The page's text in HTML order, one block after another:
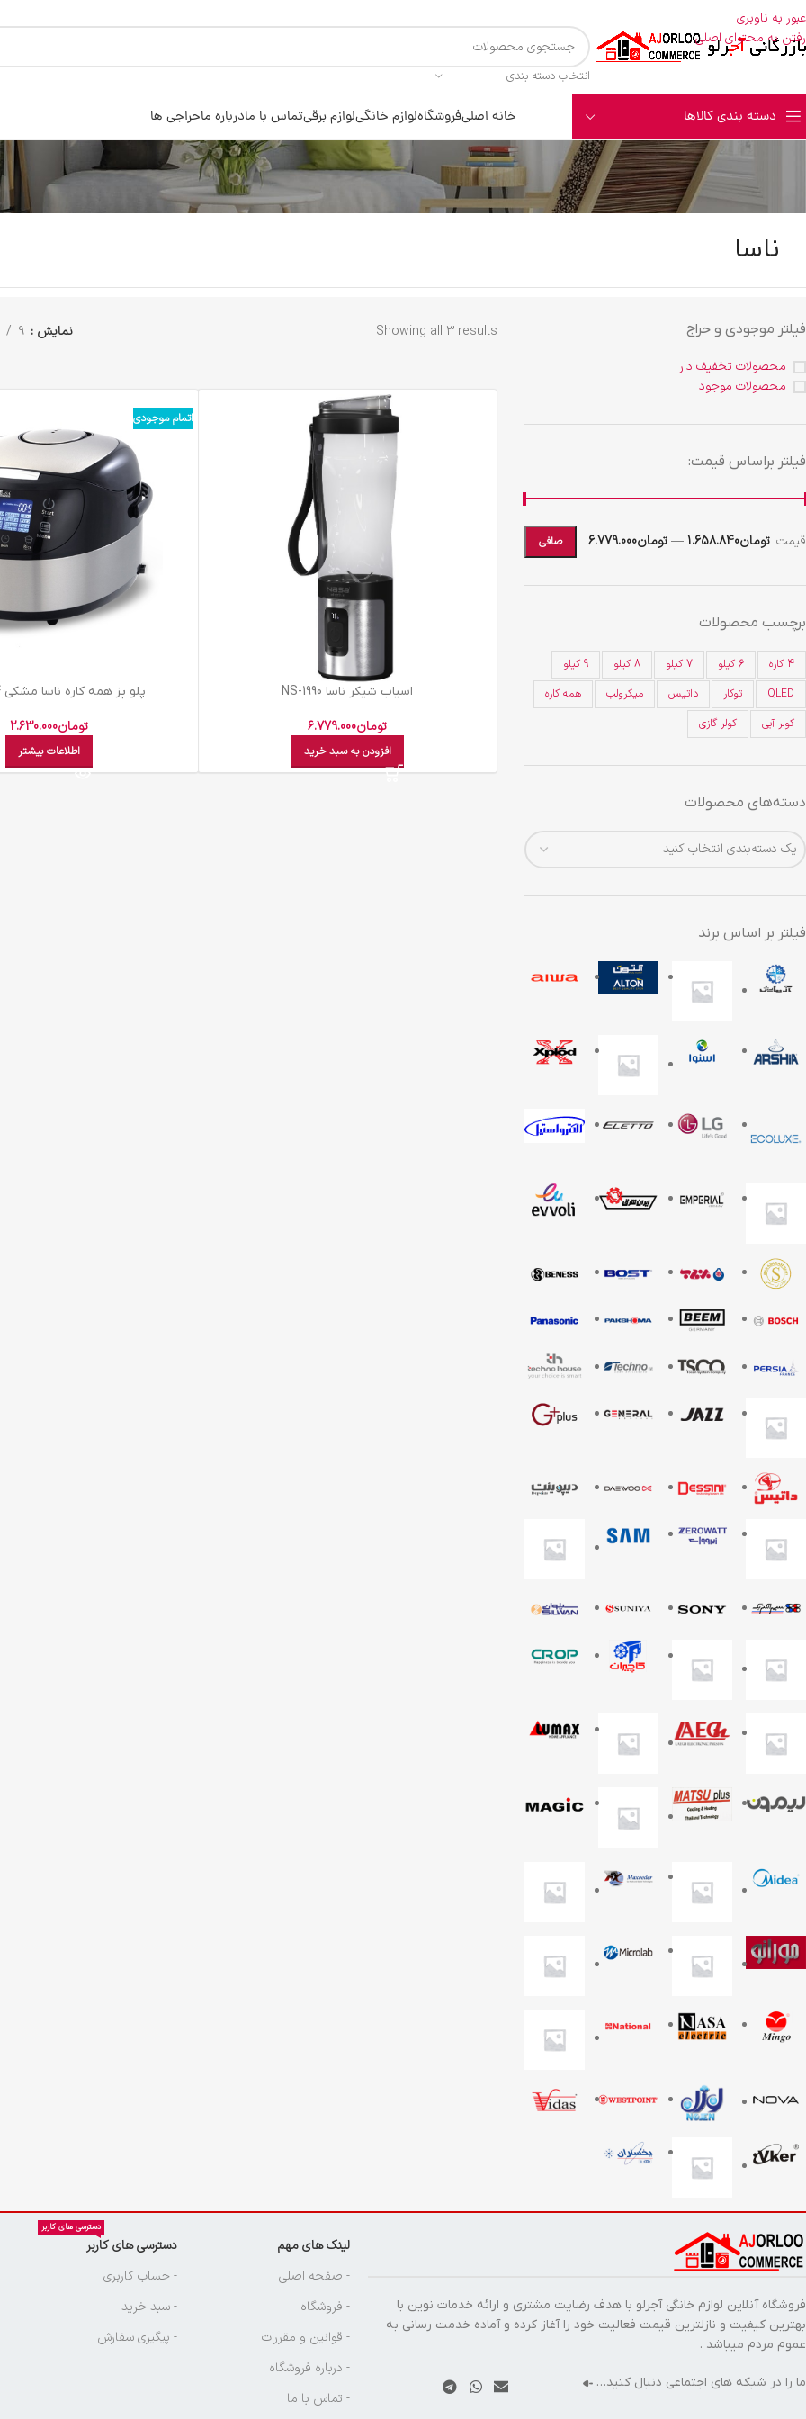
عبور به ناوبری
رفتن به محتوای اصلی
انتخاب دسته بندی
دسته بندی کالاها خانه اصلیفروشگاهلوازم خانگیلوازم برقیتماس با مادرباره ماحراجی ها
ناسا
فیلتر موجودی و حراج
محصولات تخفیف دار
محصولات موجود
فیلتر براساس قیمت:
صافی قيمت: تومان1.658.840 —تومان6.779.000
برچسب محصولات
4 کاره 6 کیلو 7 کیلو 8 کیلو
9 کیلو
QLED
توکار داتیس میکرولب
همه کاره
کولر آبی
کولر گازی
دسته‌های محصولات
یک دسته‌بندی انتخاب کنید
فیلتر بر اساس برند
Showing all 3 results نمایش 9
اسياب شيکر ناسا NS-1990
تومان6.779.000
افزودن به سبد خرید
اتمام موجودی
پلو پز همه کاره ناسا مشکي NS 3074
تومان2.630.000
اطلاعات بیشتر
فروشگاه آنلاین لوازم خانگی آجرلو با هدف رضایت مشتری و ارائه خدمات نوین با
بهترین کیفیت و نازلترین قیمت فعالیت خود را آغاز کرده و آماده خدمت رسانی به
عموم مردم میباشد .
ما را در شبکه های اجتماعی دنبال کنید…
لینک های مهم
- صفحه اصلی
- فروشگاه
- قوانین و مقررات
- درباره فروشگاه
- تماس با ما
دسترسی های کاربر
دسترسی های کاربر
- حساب کاربری
- سبد خرید
- پیگیری سفارش